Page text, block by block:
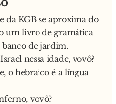
da KGB se aproxima do
um livro de gramática
de jardim.
nessa idade, vovô?
o hebraico é a língua
vovô?